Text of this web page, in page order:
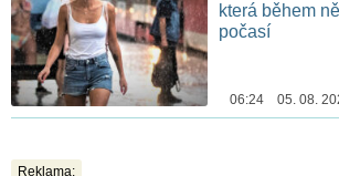
která během
počasí
06:24 05. 08.
Reklama: